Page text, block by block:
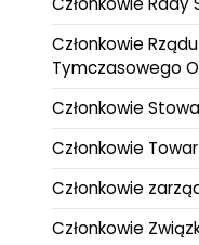
Członkowie
Tymczasowego
Członkowie
Członkowie
Członkowie
Członkowie